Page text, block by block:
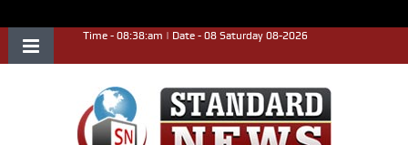
Time - 08:38:am | Date - 08 Saturday 08-2026